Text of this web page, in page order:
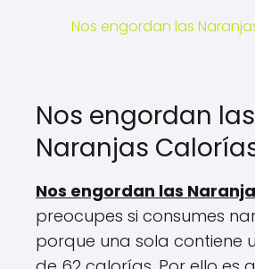
Nos engordan las
Nos engordan las
Naranjas
Nos engordan las
preocupes si consumes
porque una sola contiene